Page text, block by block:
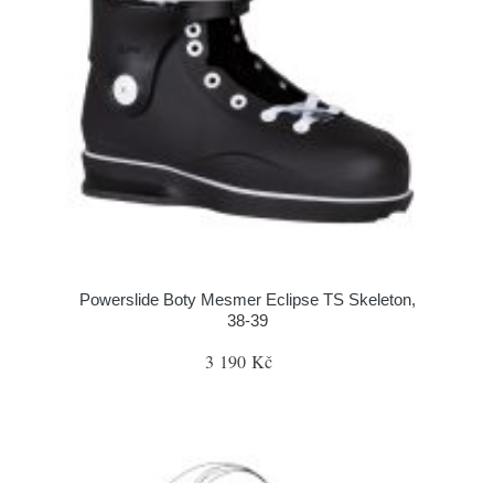
Powerslide Boty Mesmer Eclipse TS Skeleton,
38-39
3 190 Kč